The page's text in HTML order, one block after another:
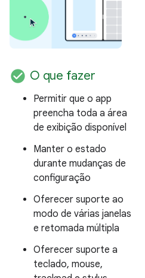
check_circle O que fazer
Permitir que o app
preencha toda a área
de exibição disponível
Manter o estado
durante mudanças de
configuração
Oferecer suporte ao
modo de várias janelas
e retomada múltipla
Oferecer suporte a
teclado, mouse,